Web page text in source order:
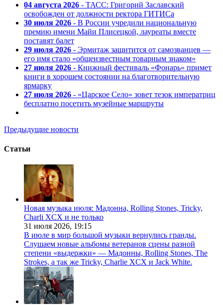
04 августа 2026 - ТАСС: Григорий Заславский
освобожден от должности ректора ГИТИСа
30 июля 2026 - В России учредили национальную
премию имени Майи Плисецкой, лауреаты вместе
поставят балет
29 июля 2026 - Эрмитаж защитится от самозванцев —
его имя стало «общеизвестным товарным знаком»
27 июля 2026 - Книжный фестиваль «Фонарь» примет
книги в хорошем состоянии на благотворительную
ярмарку
27 июля 2026 - «Царское Село» зовет тезок императриц
бесплатно посетить музейные маршруты
Предыдущие новости
Статьи
Новая музыка июля: Мадонна, Rolling Stones, Tricky,
Charli XCX и не только
31 июля 2026, 19:15
В июле в мир большой музыки вернулись гранды.
Слушаем новые альбомы ветеранов сцены разной
степени «выдержки» — Мадонны, Rolling Stones, The
Strokes, а так же Tricky, Charlie XCX и Jack White.